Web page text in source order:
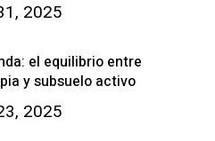
2025
el equilibrio entre
y subsuelo activo
2025